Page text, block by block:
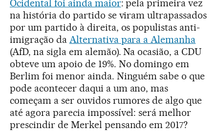
Ocidental foi ainda maior: pela primeira vez
na história do partido se viram ultrapassados
por um partido à direita, os populistas anti-
imigração da Alternativa para a Alemanha
(AfD, na sigla em alemão). Na ocasião, a CDU
obteve um apoio de 19%. No domingo em
Berlim foi menor ainda. Ninguém sabe o que
pode acontecer daqui a um ano, mas
começam a ser ouvidos rumores de algo que
até agora parecia impossível: será melhor
prescindir de Merkel pensando em 2017?